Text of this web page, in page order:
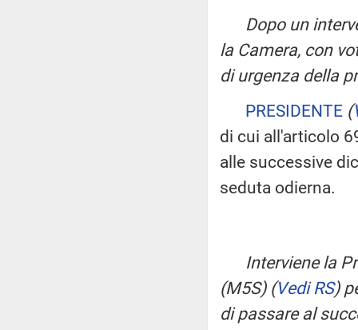
Dopo un
la Camera, con
di urgenza della
PRESIDENTE (
di cui all'articolo
alle successive
seduta odierna.
Interviene la
(M5S) (Vedi RS)
di passare al